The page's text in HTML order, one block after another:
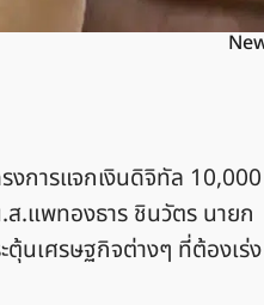
งการแจกเงินดิจิทัล 10,000
ส.แพทองธาร ชินวัตร นายก
ตุ้นเศรษฐกิจต่างๆ ที่ต้องเร่ง